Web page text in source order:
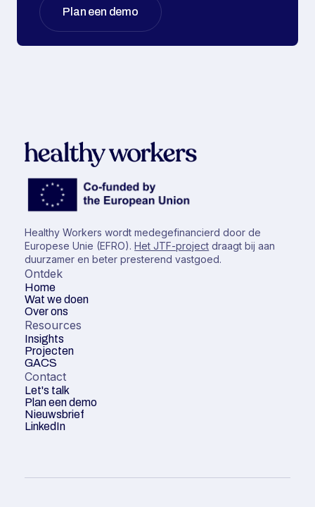
Plan een demo
Healthy Workers wordt medegefinancierd door de
Europese Unie (EFRO).Het JTF-project draagt bij aan
duurzamer en beter presterend vastgoed.
Ontdek
Home
Wat we doen
Over ons
Resources
Insights
Projecten
GACS
Contact
Let's talk
Plan een demo
Nieuwsbrief
LinkedIn